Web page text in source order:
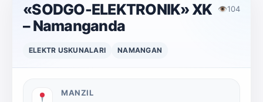
«SODGO-ELEKTRONIK» XK
– Namanganda
👁104
ELEKTR USKUNALARI NAMANGAN
MANZIL